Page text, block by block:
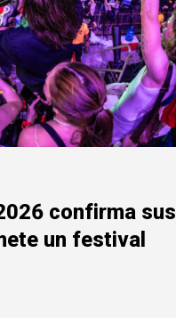
confirma sus
un festival